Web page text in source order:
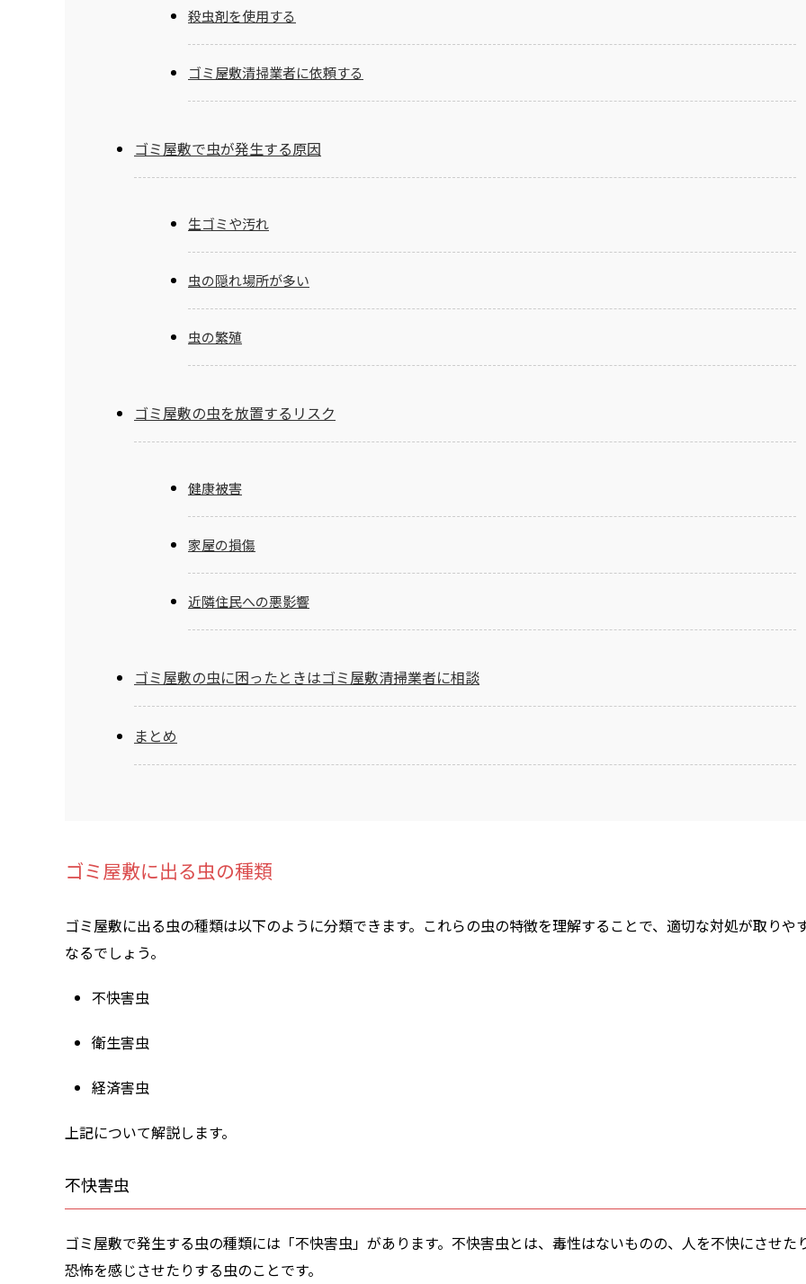
殺虫剤を使用する
ゴミ屋敷清掃業者に依頼する
ゴミ屋敷で虫が発生する原因
生ゴミや汚れ
虫の隠れ場所が多い
虫の繁殖
ゴミ屋敷の虫を放置するリスク
健康被害
家屋の損傷
近隣住民への悪影響
ゴミ屋敷の虫に困ったときはゴミ屋敷清掃業者に相談
まとめ
ゴミ屋敷に出る虫の種類
ゴミ屋敷に出る虫の種類は以下のように分類できます。これらの虫の特徴を理解することで、適切な対処が取りや
なるでしょう。
不快害虫
衛生害虫
経済害虫
上記について解説します。
不快害虫
ゴミ屋敷で発生する虫の種類には「不快害虫」があります。不快害虫とは、毒性はないものの、人を不快にさせたり
恐怖を感じさせたりする虫のことです。